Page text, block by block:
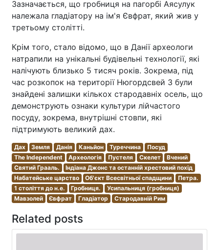
Зазначається, що гробниця на пагорбі Аясулук
належала гладіатору на ім'я Євфрат, який жив у
третьому столітті.
Крім того, стало відомо, що в Данії археологи
натрапили на унікальні будівельні технології, які
налічують близько 5 тисяч років. Зокрема, під
час розкопок на території Нюгордсвей 3 були
знайдені залишки кількох стародавніх осель, що
демонструють ознаки культури лійчастого
посуду, зокрема, внутрішні стовпи, які
підтримують великий дах.
Дах Земля Данія Каньйон Туреччина
Посуд
The Independent
Археологія Пустеля Скелет
Вчений
Святий Грааль.
Індіана Джонс та останній хрестовий похід
Набатейське царство
Об'єкт Всесвітньої спадщини
Петра.
1 століття до н.е.
Гробниця.
Усипальниця (гробниця)
Мавзолей
Євфрат Гладіатор Стародавній Рим
Related posts